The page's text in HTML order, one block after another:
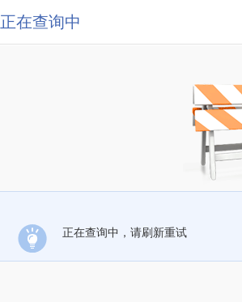
正在查询中
正在查询中，请刷新重试